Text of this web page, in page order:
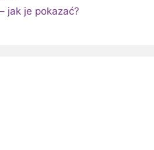
jak je pokazać?